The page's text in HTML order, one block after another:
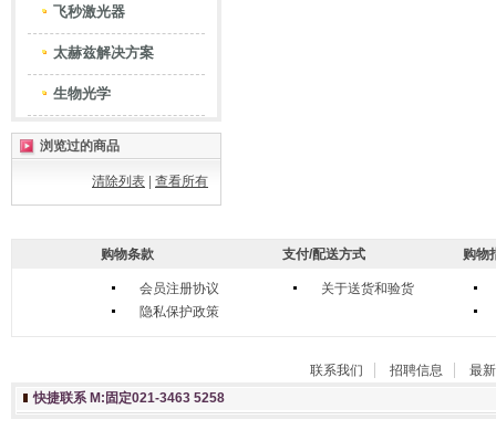
飞秒激光器
太赫兹解决方案
生物光学
浏览过的商品
清除列表 查看所有
购物条款
会员注册协议
隐私保护政策
支付/配送方式
关于送货和验货
购物
联系我们 招聘信息
最
快捷联系 M:固定021-3463 5258